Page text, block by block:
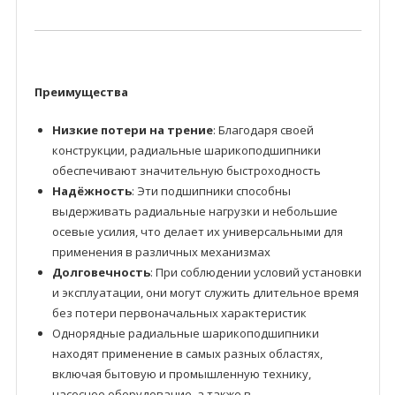
Преимущества
Низкие потери на трение: Благодаря своей
конструкции, радиальные шарикоподшипники
обеспечивают значительную быстроходность
Надёжность: Эти подшипники способны
выдерживать радиальные нагрузки и небольшие
осевые усилия, что делает их универсальными для
применения в различных механизмах
Долговечность: При соблюдении условий установки
и эксплуатации, они могут служить длительное время
без потери первоначальных характеристик
Однорядные радиальные шарикоподшипники
находят применение в самых разных областях,
включая бытовую и промышленную технику,